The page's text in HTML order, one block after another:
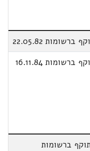
22.05.82
16.11.84
ברשומות